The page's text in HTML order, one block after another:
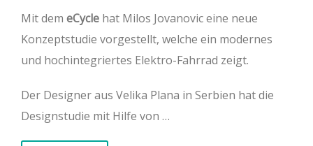
Mit dem eCycle hat Milos Jovanovic eine neue
Konzeptstudie vorgestellt, welche ein modernes
und hochintegriertes Elektro-Fahrrad zeigt.
Der Designer aus Velika Plana in Serbien hat die
Designstudie mit Hilfe von …